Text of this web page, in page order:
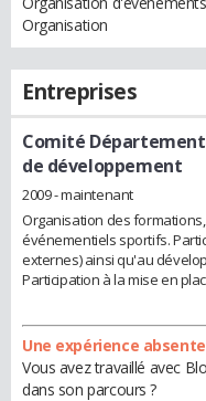
Organisation
Entreprises
Comité
de développement
2009 - maintenant
Organisation des
événementiels sportifs.
externes) ainsi qu'au
Participation à la mise en
Une expérience absente
Vous avez travaillé avec
dans son parcours ?